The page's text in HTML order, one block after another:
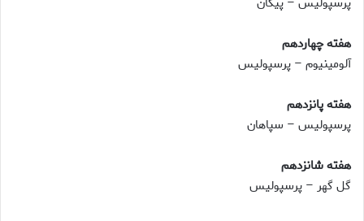
هفته چهاردهم
آلومینیوم – پرسپولیس
هفته پانزدهم
پرسپولیس – سپاهان
هفته شانزدهم
گل گهر – پرسپولیس